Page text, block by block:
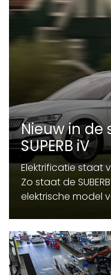
Nieuw in de
SUPERB iV
Elektrificatie staat
Zo staat de
elektrische model